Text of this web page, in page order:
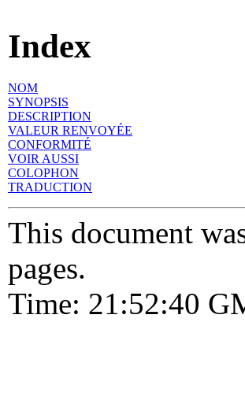
Index
NOM
SYNOPSIS
DESCRIPTION
VALEUR RENVOYÉE
CONFORMITÉ
VOIR AUSSI
COLOPHON
TRADUCTION
This document
pages.
Time: 21:52:40